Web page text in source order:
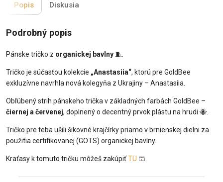
Popis Diskusia
Podrobný popis
Pánske tričko z organickej bavlny 🧵.
Tričko je súčasťou kolekcie „Anastasiia“, ktorú pre GoldBee
exkluzívne navrhla nová kolegyňa z Ukrajiny – Anastasiia.
Obľúbený strih pánskeho trička v základných farbách GoldBee –
čiernej a červenej, doplnený o decentný prvok plástu na hrudi 🐝.
Tričko pre teba ušili šikovné krajčírky priamo v brnienskej dielni za
použitia certifikovanej (GOTS) organickej bavlny.
Kraťasy k tomuto tričku môžeš zakúpiťTU 🩳.